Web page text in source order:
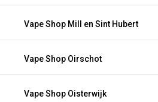
Vape Shop Mill en Sint Hubert
Vape Shop Oirschot
Vape Shop Oisterwijk